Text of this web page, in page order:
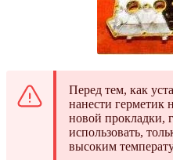
Перед тем, как
нанести герметик
новой прокладки,
использовать,
высоким